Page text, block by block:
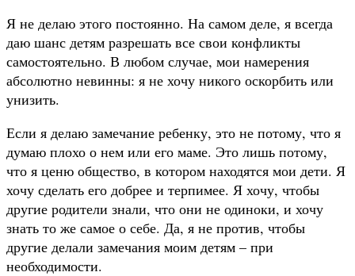
Я не делаю этого постоянно. На самом деле, я всегда
даю шанс детям разрешать все свои конфликты
самостоятельно. В любом случае, мои намерения
абсолютно невинны: я не хочу никого оскорбить или
унизить.
Если я делаю замечание ребенку, это не потому, что я
думаю плохо о нем или его маме. Это лишь потому,
что я ценю общество, в котором находятся мои дети. Я
хочу сделать его добрее и терпимее. Я хочу, чтобы
другие родители знали, что они не одиноки, и хочу
знать то же самое о себе. Да, я не против, чтобы
другие делали замечания моим детям – при
необходимости.